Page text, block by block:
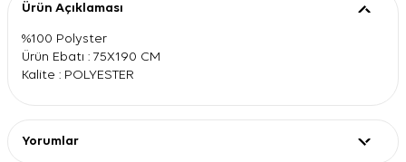
Ürün Açıklaması
%100 Polyster
Ürün Ebatı : 75X190 CM
Kalite : POLYESTER
Yorumlar